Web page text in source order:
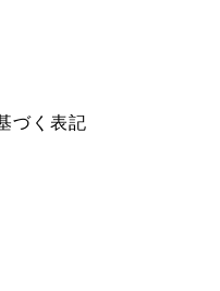
づく表記